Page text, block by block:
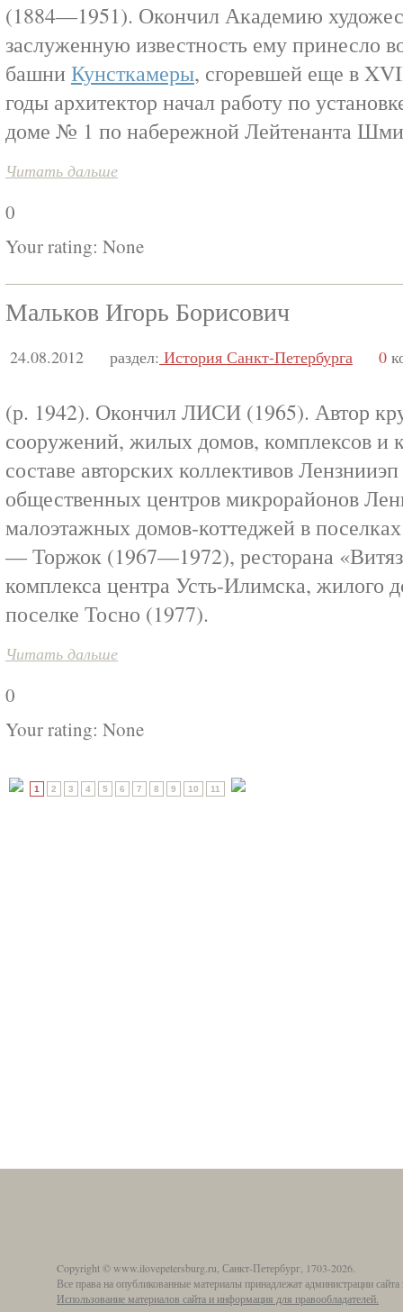
(1884—1951). Окончил Академию
заслуженную известность ему принесло
башни Кунсткамеры, сгоревшей еще в
годы архитектор начал работу по
доме № 1 по набережной Лейтенанта
Читать дальше
0
Your rating: None
Мальков Игорь Борисович
24.08.2012 раздел: История Санкт-Петербурга 0
(р. 1942). Окончил ЛИСИ (1965). Автор
сооружений, жилых домов, комплексов и
составе авторских коллективов
общественных центров микрорайонов
малоэтажных домов-коттеджей в поселках
— Торжок (1967—1972), ресторана
комплекса центра Усть-Илимска, жилого
поселке Тосно (1977).
Читать дальше
0
Your rating: None
1 2 3 4 5 6 7 8 9 10 11
Copyright © www.ilovepetersburg.ru, Санкт-Петербург, 1703-2026.
Все права на опубликованные материалы принадлежат администрации
Использование материалов сайта и информация для правообладателей.